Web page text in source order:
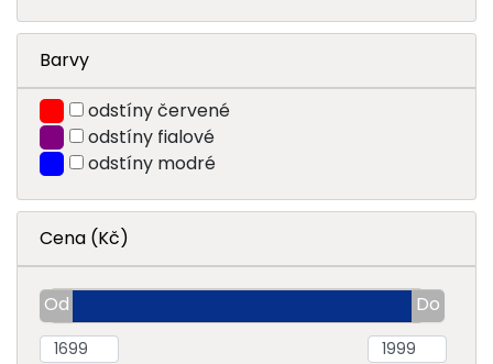
Barvy
odstíny červené
odstíny fialové
odstíny modré
Cena (Kč)